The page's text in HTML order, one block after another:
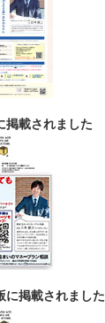
掲載されました
に掲載されました